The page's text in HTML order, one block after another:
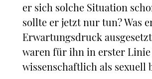
er sich solche Situation
sollte er jetzt nur tun? Was
Erwartungsdruck
waren für ihn in erster Linie
wissenschaftlich als sexuell